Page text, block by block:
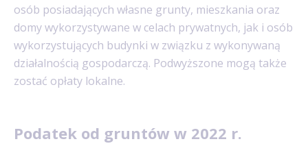
osób posiadających własne grunty, mieszkania oraz
domy wykorzystywane w celach prywatnych, jak i osób
wykorzystujących budynki w związku z wykonywaną
działalnością gospodarczą. Podwyższone mogą także
zostać opłaty lokalne.
Podatek od gruntów w 2022 r.